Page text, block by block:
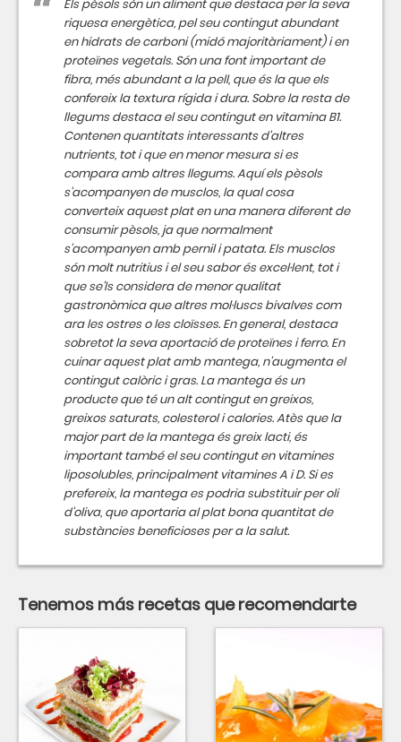
Els pèsols són un aliment que destaca per la seva
riquesa energètica, pel seu contingut abundant
en hidrats de carboni (midó majoritàriament) i en
proteïnes vegetals. Són una font important de
fibra, més abundant a la pell, que és la que els
confereix la textura rígida i dura. Sobre la resta de
llegums destaca el seu contingut en vitamina B1.
Contenen quantitats interessants d'altres
nutrients, tot i que en menor mesura si es
compara amb altres llegums. Aquí els pèsols
s'acompanyen de musclos, la qual cosa
converteix aquest plat en una manera diferent de
consumir pèsols, ja que normalment
s'acompanyen amb pernil i patata. Els musclos
són molt nutritius i el seu sabor és excel·lent, tot i
que se'ls considera de menor qualitat
gastronòmica que altres mol·luscs bivalves com
ara les ostres o les cloïsses. En general, destaca
sobretot la seva aportació de proteïnes i ferro. En
cuinar aquest plat amb mantega, n'augmenta el
contingut calòric i gras. La mantega és un
producte que té un alt contingut en greixos,
greixos saturats, colesterol i calories. Atès que la
major part de la mantega és greix lacti, és
important també el seu contingut en vitamines
liposolubles, principalment vitamines A i D. Si es
prefereix, la mantega es podria substituir per oli
d'oliva, que aportaria al plat bona quantitat de
substàncies beneficioses per a la salut.
Tenemos más recetas que recomendarte